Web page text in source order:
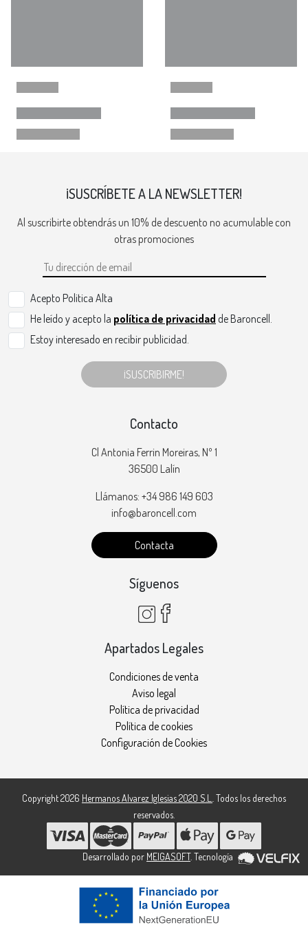
¡SUSCRÍBETE A LA NEWSLETTER!
Al suscribirte obtendrás un 10% de descuento no acumulable con
otras promociones
Acepto Politica Alta
He leído y acepto la política de privacidad de Baroncell.
Estoy interesado en recibir publicidad.
¡SUSCRIBIRME!
Contacto
Cl Antonia Ferrin Moreiras, Nº 1
36500 Lalín
Llámanos: +34 986 149 603
info@baroncell.com
Contacta
Síguenos
Apartados Legales
Condiciones de venta
Aviso legal
Política de privacidad
Política de cookies
Configuración de Cookies
Copyright 2026 Hermanos Alvarez Iglesias 2020 S.L.. Todos los derechos
reservados.
Desarrollado por MEIGASOFT. Tecnología